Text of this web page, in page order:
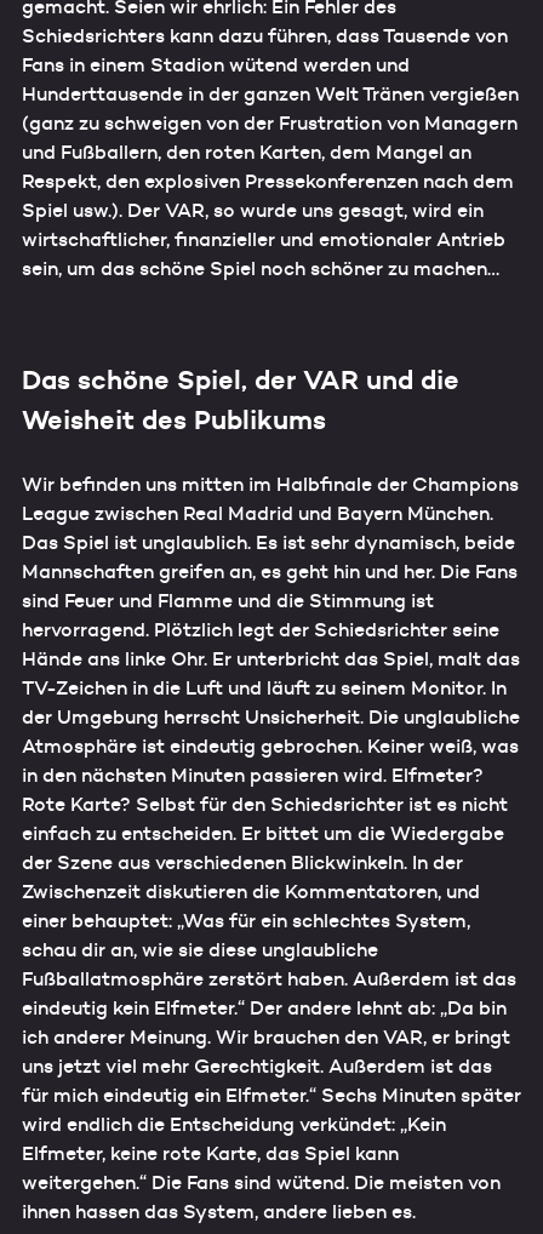
gemacht. Seien wir ehrlich: Ein Fehler des
Schiedsrichters kann dazu führen, dass Tausende von
Fans in einem Stadion wütend werden und
Hunderttausende in der ganzen Welt Tränen vergießen
(ganz zu schweigen von der Frustration von Managern
und Fußballern, den roten Karten, dem Mangel an
Respekt, den explosiven Pressekonferenzen nach dem
Spiel usw.). Der VAR, so wurde uns gesagt, wird ein
wirtschaftlicher, finanzieller und emotionaler Antrieb
sein, um das schöne Spiel noch schöner zu machen…
Das schöne Spiel, der VAR und die
Weisheit des Publikums
Wir befinden uns mitten im Halbfinale der Champions
League zwischen Real Madrid und Bayern München.
Das Spiel ist unglaublich. Es ist sehr dynamisch, beide
Mannschaften greifen an, es geht hin und her. Die Fans
sind Feuer und Flamme und die Stimmung ist
hervorragend. Plötzlich legt der Schiedsrichter seine
Hände ans linke Ohr. Er unterbricht das Spiel, malt das
TV-Zeichen in die Luft und läuft zu seinem Monitor. In
der Umgebung herrscht Unsicherheit. Die unglaubliche
Atmosphäre ist eindeutig gebrochen. Keiner weiß, was
in den nächsten Minuten passieren wird. Elfmeter?
Rote Karte? Selbst für den Schiedsrichter ist es nicht
einfach zu entscheiden. Er bittet um die Wiedergabe
der Szene aus verschiedenen Blickwinkeln. In der
Zwischenzeit diskutieren die Kommentatoren, und
einer behauptet: „Was für ein schlechtes System,
schau dir an, wie sie diese unglaubliche
Fußballatmosphäre zerstört haben. Außerdem ist das
eindeutig kein Elfmeter.“ Der andere lehnt ab: „Da bin
ich anderer Meinung. Wir brauchen den VAR, er bringt
uns jetzt viel mehr Gerechtigkeit. Außerdem ist das
für mich eindeutig ein Elfmeter.“ Sechs Minuten später
wird endlich die Entscheidung verkündet: „Kein
Elfmeter, keine rote Karte, das Spiel kann
weitergehen.“ Die Fans sind wütend. Die meisten von
ihnen hassen das System, andere lieben es.